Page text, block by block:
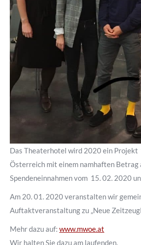
Das Theaterhotel wird 2020 ein Projekt
Österreich mit einem namhaften Betrag
Spendeneinnahmen vom 15. 02. 2020
Am 20. 01. 2020 veranstalten wir
Auftaktveranstaltung zu „Neue
Mehr dazu auf: www.mwoe.at
Wir halten Sie dazu am laufenden.